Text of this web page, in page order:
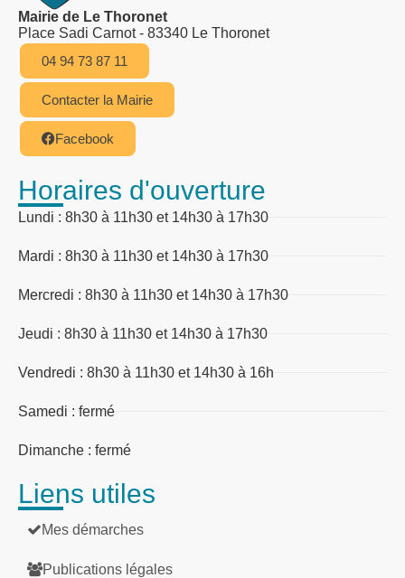
Mairie de Le Thoronet
Place Sadi Carnot - 83340 Le Thoronet
04 94 73 87 11
Contacter la Mairie
Facebook
Horaires d'ouverture
Lundi : 8h30 à 11h30 et 14h30 à 17h30
Mardi : 8h30 à 11h30 et 14h30 à 17h30
Mercredi : 8h30 à 11h30 et 14h30 à 17h30
Jeudi : 8h30 à 11h30 et 14h30 à 17h30
Vendredi : 8h30 à 11h30 et 14h30 à 16h
Samedi : fermé
Dimanche : fermé
Liens utiles
Mes démarches
Publications légales